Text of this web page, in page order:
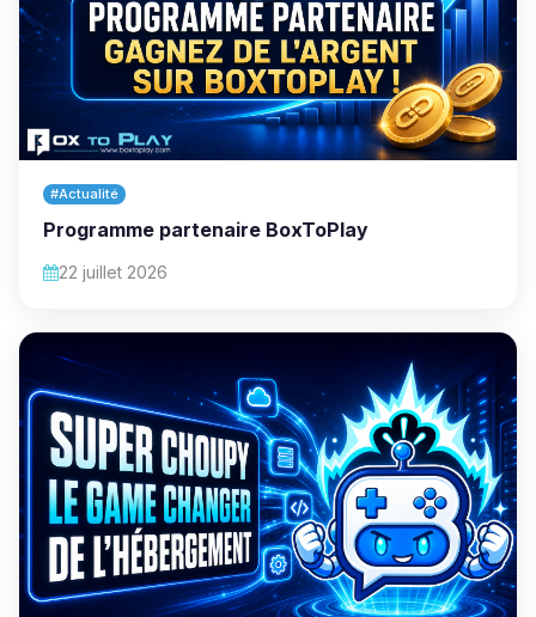
#Actualité
Programme partenaire BoxToPlay
22 juillet 2026